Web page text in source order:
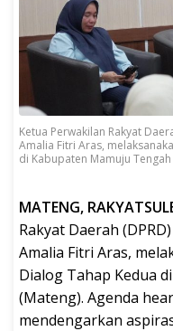
Ketua Perwakilan Rakyat
Amalia Fitri Aras,
di Kabupaten Mamuju Tengah
MATENG,
Rakyat Daerah
Amalia Fitri Aras,
Dialog Tahap Kedua
(Mateng). Agenda
mendengarkan